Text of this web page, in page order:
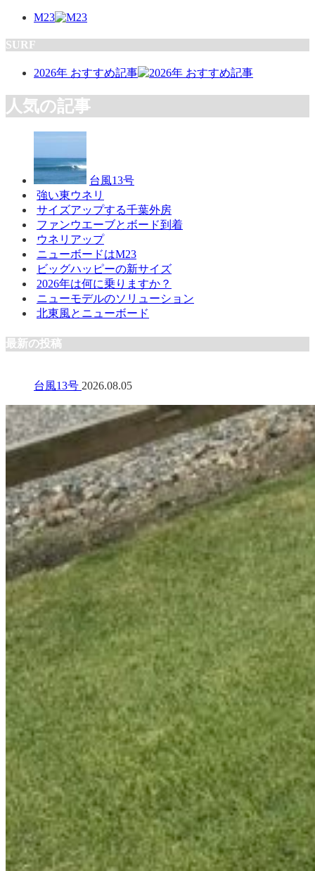
M23
SURF
2026年 おすすめ記事
人気の記事
台風13号
強い東ウネリ
サイズアップする千葉外房
ファンウエーブとボード到着
ウネリアップ
ニューボードはM23
ビッグハッピーの新サイズ
2026年は何に乗りますか？
ニューモデルのソリューション
北東風とニューボード
最新の投稿
台風13号 2026.08.05